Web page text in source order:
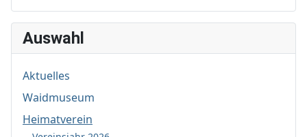
Auswahl
Aktuelles
Waidmuseum
Heimatverein